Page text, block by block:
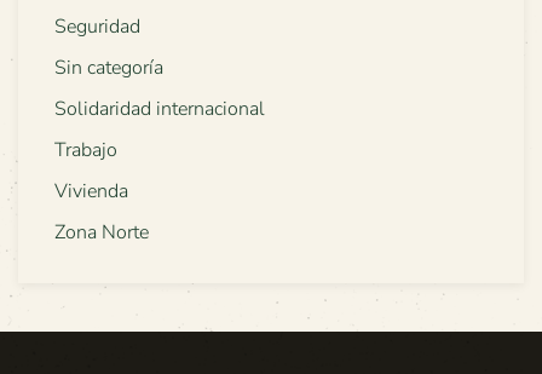
Seguridad
Sin categoría
Solidaridad internacional
Trabajo
Vivienda
Zona Norte